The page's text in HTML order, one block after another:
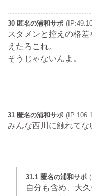
30 匿名の浦和サポ
スタメンと控えの格
えたろこれ。
そうじゃないんよ。
31 匿名の浦和サポ
みんな西川に触れてな
31.1 匿名の浦和サポ
自分も含め、大